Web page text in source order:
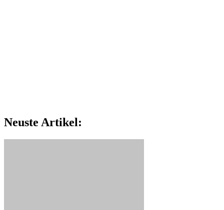
Neuste Artikel: